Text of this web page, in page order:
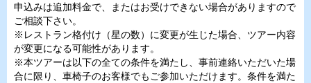
申込みは追加料金で、またはお受けできない場合がありますので
ご相談下さい。
※レストラン格付け（星の数）に変更が生じた場合、ツアー内容
が変更になる可能性があります。
※本ツアーは以下の全ての条件を満たし、事前連絡いただいた場
合に限り、車椅子のお客様でもご参加いただけます。条件を満た